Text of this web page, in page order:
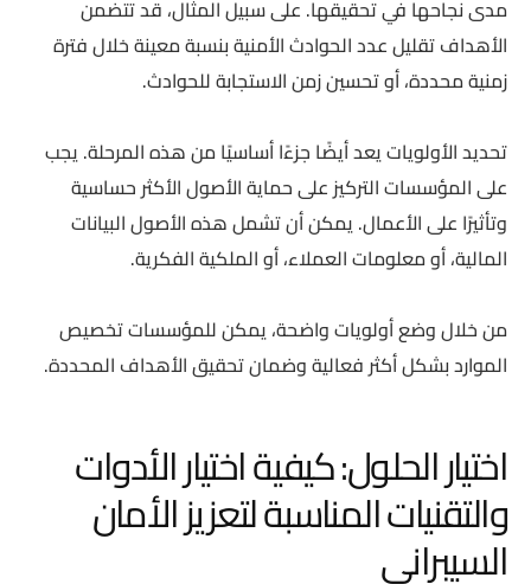
مدى نجاحها في تحقيقها. على سبيل المثال، قد تتضمن
الأهداف تقليل عدد الحوادث الأمنية بنسبة معينة خلال فترة
زمنية محددة، أو تحسين زمن الاستجابة للحوادث.
تحديد الأولويات يعد أيضًا جزءًا أساسيًا من هذه المرحلة. يجب
على المؤسسات التركيز على حماية الأصول الأكثر حساسية
وتأثيرًا على الأعمال. يمكن أن تشمل هذه الأصول البيانات
المالية، أو معلومات العملاء، أو الملكية الفكرية.
من خلال وضع أولويات واضحة، يمكن للمؤسسات تخصيص
الموارد بشكل أكثر فعالية وضمان تحقيق الأهداف المحددة.
اختيار الحلول: كيفية اختيار الأدوات
والتقنيات المناسبة لتعزيز الأمان
السيبراني